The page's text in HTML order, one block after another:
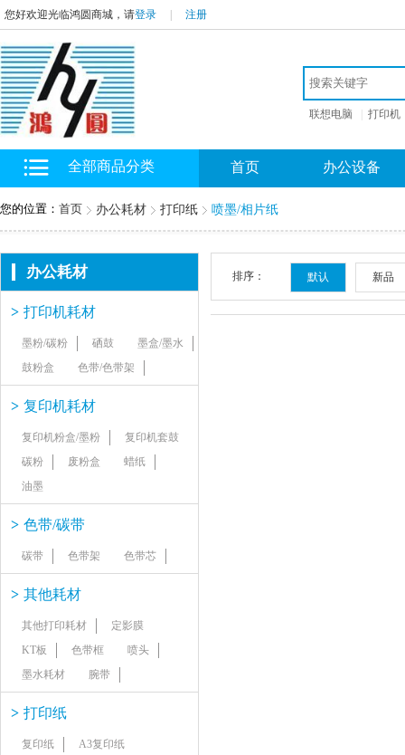
您好欢迎光临鸿圆商城，请登录 注册
联想电脑 打印机
全部商品分类 首页 办公设备
您的位置： 首页 办公耗材 打印纸 喷墨/相片纸
办公耗材
> 打印机耗材
墨粉/碳粉 硒鼓
墨盒/墨水
鼓粉盒
色带/色带架
> 复印机耗材
复印机粉盒/墨粉
复印机套鼓
碳粉
废粉盒
蜡纸
油墨
> 色带/碳带
碳带 色带架 色带芯
> 其他耗材
其他打印耗材
定影膜
KT板
色带框
喷头
墨水耗材
腕带
> 打印纸
复印纸
A3复印纸
排序： 默认 新品